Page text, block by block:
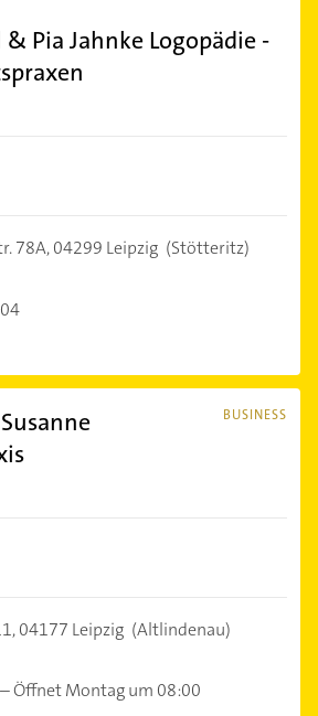
Pia Jahnke Logopädie -
78A,04299 Leipzig (Stötteritz)
BUSINESS
04177 Leipzig (Altlindenau)
–Öffnet Montag um 08:00